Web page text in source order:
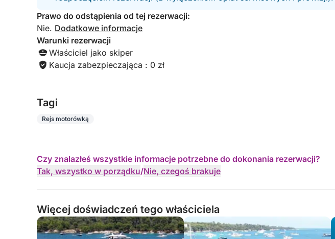
Prawo do odstąpienia od tej rezerwacji:
Nie. Dodatkowe informacje
Warunki rezerwacji
Właściciel jako skiper
Kaucja zabezpieczająca : 0 zł
Tagi
Rejs motorówką
Czy znalazłeś wszystkie informacje potrzebne do dokonania rezerwacji?
Tak, wszystko w porządku/Nie, czegoś brakuje
Więcej doświadczeń tego właściciela